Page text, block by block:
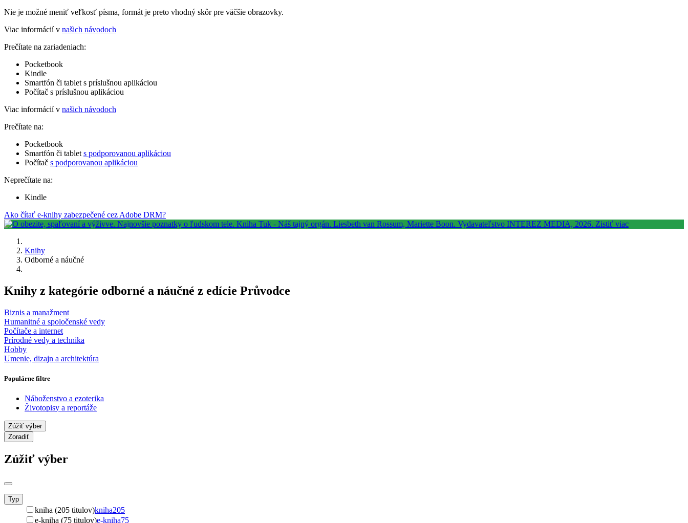
Nie je možné meniť veľkosť písma, formát je preto vhodný skôr pre väčšie obrazovky.
Viac informácií v našich návodoch
Prečítate na zariadeniach:
Pocketbook
Kindle
Smartfón či tablet s príslušnou aplikáciou
Počítač s príslušnou aplikáciou
Viac informácií v našich návodoch
Prečítate na:
Pocketbook
Smartfón či tablet s podporovanou aplikáciou
Počítač s podporovanou aplikáciou
Neprečítate na:
Kindle
Ako čítať e-knihy zabezpečené cez Adobe DRM?
Knihy
Odborné a náučné
Knihy z kategórie odborné a náučné z edície Průvodce
Biznis a manažment
Humanitné a spoločenské vedy
Počítače a internet
Prírodné vedy a technika
Hobby
Umenie, dizajn a architektúra
Populárne filtre
Náboženstvo a ezoterika
Životopisy a reportáže
Zúžiť výber
Zoradiť
Zúžiť výber
Typ
kniha (205 titulov)kniha205
e-kniha (75 titulov)e-kniha75